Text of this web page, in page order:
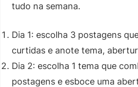
tudo na semana.
Dia 1: escolha 3 postagens
curtidas e anote tema,
Dia 2: escolha 1 tema que
postagens e esboce uma